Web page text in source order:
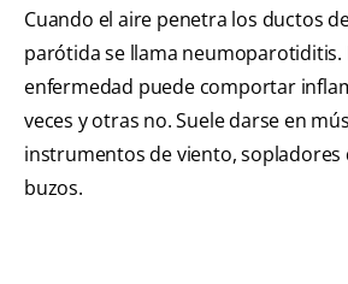
Cuando el aire penetra los ductos
parótida se llama neumoparotiditis.
enfermedad puede comportar
veces y otras no. Suele darse en
instrumentos de viento, sopladores
buzos.